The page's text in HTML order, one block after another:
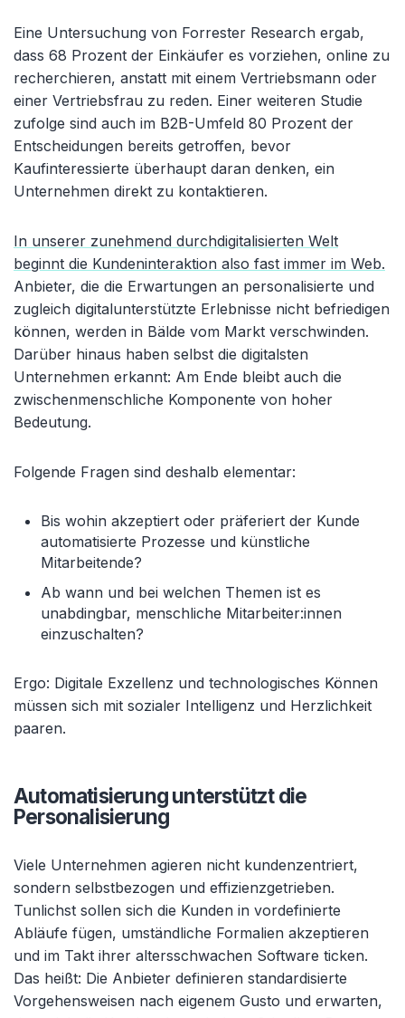
Eine Untersuchung von Forrester Research ergab,
dass 68 Prozent der Einkäufer es vorziehen, online zu
recherchieren, anstatt mit einem Vertriebsmann oder
einer Vertriebsfrau zu reden. Einer weiteren Studie
zufolge sind auch im B2B-Umfeld 80 Prozent der
Entscheidungen bereits getroffen, bevor
Kaufinteressierte überhaupt daran denken, ein
Unternehmen direkt zu kontaktieren.
In unserer zunehmend durchdigitalisierten Welt
beginnt die Kundeninteraktion also fast immer im Web.
Anbieter, die die Erwartungen an personalisierte und
zugleich digitalunterstützte Erlebnisse nicht befriedigen
können, werden in Bälde vom Markt verschwinden.
Darüber hinaus haben selbst die digitalsten
Unternehmen erkannt: Am Ende bleibt auch die
zwischenmenschliche Komponente von hoher
Bedeutung.
Folgende Fragen sind deshalb elementar:
Bis wohin akzeptiert oder präferiert der Kunde
automatisierte Prozesse und künstliche
Mitarbeitende?
Ab wann und bei welchen Themen ist es
unabdingbar, menschliche Mitarbeiter:innen
einzuschalten?
Ergo: Digitale Exzellenz und technologisches Können
müssen sich mit sozialer Intelligenz und Herzlichkeit
paaren.
Automatisierung unterstützt die
Personalisierung
Viele Unternehmen agieren nicht kundenzentriert,
sondern selbstbezogen und effizienzgetrieben.
Tunlichst sollen sich die Kunden in vordefinierte
Abläufe fügen, umständliche Formalien akzeptieren
und im Takt ihrer altersschwachen Software ticken.
Das heißt: Die Anbieter definieren standardisierte
Vorgehensweisen nach eigenem Gusto und erwarten,